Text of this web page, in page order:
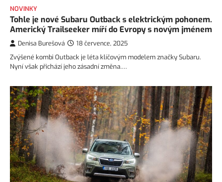
NOVINKY
Tohle je nové Subaru Outback s elektrickým pohonem.
Americký Trailseeker míří do Evropy s novým jménem
Denisa Burešová
18 července, 2025
Zvýšené kombi Outback je léta klíčovým modelem značky Subaru.
Nyní však přichází jeho zásadní změna.…